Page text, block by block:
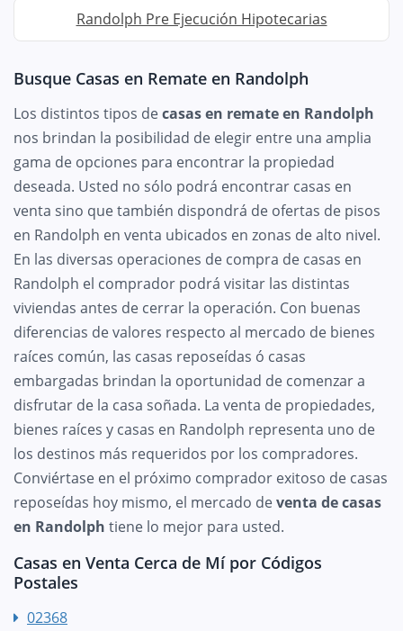
Randolph Pre Ejecución Hipotecarias
Busque Casas en Remate en Randolph
Los distintos tipos decasas en remate en Randolph
nos brindan la posibilidad de elegir entre una amplia
gama de opciones para encontrar la propiedad
deseada. Usted no sólo podrá encontrar casas en
venta sino que también dispondrá de ofertas de pisos
en Randolph en venta ubicados en zonas de alto nivel.
En las diversas operaciones de compra de casas en
Randolph el comprador podrá visitar las distintas
viviendas antes de cerrar la operación. Con buenas
diferencias de valores respecto al mercado de bienes
raíces común, las casas reposeídas ó casas
embargadas brindan la oportunidad de comenzar a
disfrutar de la casa soñada. La venta de propiedades,
bienes raíces y casas en Randolph representa uno de
los destinos más requeridos por los compradores.
Conviértase en el próximo comprador exitoso de casas
reposeídas hoy mismo, el mercado deventa de casas
en Randolph tiene lo mejor para usted.
Casas en Venta Cerca de Mí por Códigos
Postales
02368